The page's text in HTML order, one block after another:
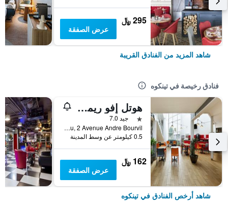
295 ﷼
عرض الصفقة
شاهد المزيد من الفنادق القريبة
فنادق رخيصة في تينكوه
هوتل إفو ريمز تينكويو
نجمة واحدة
جيد 7.0
Zac Du Champ Paveau, 2 Avenue Andre Bourvil, تينكوه, إقليم المارن, فرنسا
0.5 كيلومتر عن وسط المدينة
162 ﷼
عرض الصفقة
شاهد أرخص الفنادق في تينكوه